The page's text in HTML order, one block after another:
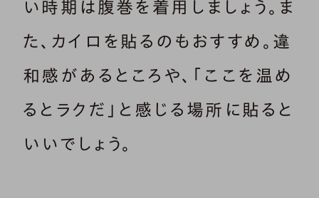
い時期は腹巻を着用しましょう。ま
た、カイロを貼るのもおすすめ。違
和感があるところや、「ここを温め
るとラクだ」と感じる場所に貼ると
いいでしょう。